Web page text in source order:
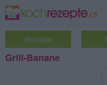
Rezepte
Grill-Banane